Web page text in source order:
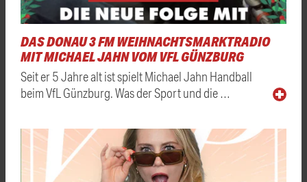
DAS DONAU 3 FM WEIHNACHTSMARKTRADIO
MIT MICHAEL JAHN VOM VFL GÜNZBURG
Seit er 5 Jahre alt ist spielt Michael Jahn Handball
beim VfL Günzburg. Was der Sport und die …